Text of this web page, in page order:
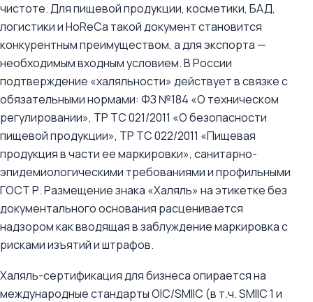
чистоте. Для пищевой продукции, косметики, БАД,
логистики и HoReCa такой документ становится
конкурентным преимуществом, а для экспорта —
необходимым входным условием. В России
подтверждение «халяльности» действует в связке с
обязательными нормами: ФЗ №184 «О техническом
регулировании», ТР ТС 021/2011 «О безопасности
пищевой продукции», ТР ТС 022/2011 «Пищевая
продукция в части ее маркировки», санитарно-
эпидемиологическими требованиями и профильными
ГОСТ Р. Размещение знака «Халяль» на этикетке без
документального основания расценивается
надзором как вводящая в заблуждение маркировка с
рисками изъятий и штрафов.
Халяль-сертификация для бизнеса опирается на
международные стандарты OIC/SMIIC (в т.ч. SMIIC 1 и